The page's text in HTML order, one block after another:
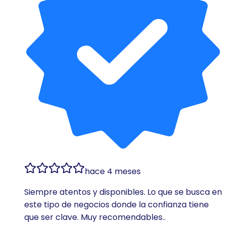
hace 4 meses
Siempre atentos y disponibles. Lo que se busca en
este tipo de negocios donde la confianza tiene
que ser clave. Muy recomendables..